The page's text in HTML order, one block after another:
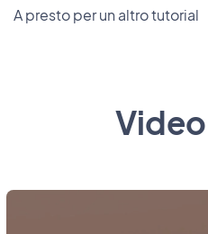
A presto per un altro tutorial